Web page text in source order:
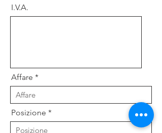
I.V.A.
Affare
Posizione